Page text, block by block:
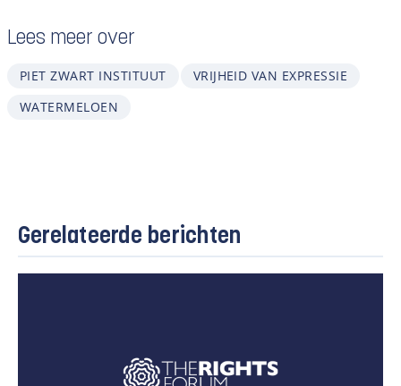
Lees meer over
PIET ZWART INSTITUUT
VRIJHEID VAN EXPRESSIE
WATERMELOEN
Gerelateerde berichten